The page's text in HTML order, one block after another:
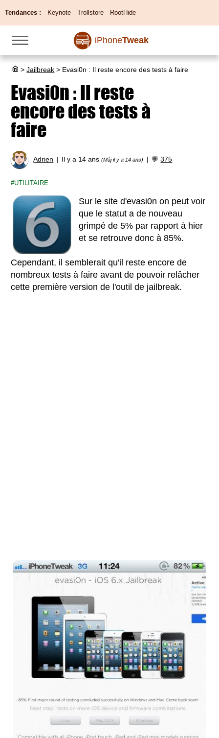
Tendances : Keynote Trollstore RootHide
iPhoneTweak
> Jailbreak > Evasi0n : Il reste encore des tests à faire
Evasi0n : Il reste
encore des tests à
faire
Adrien Il y a 14 ans(Màj il y a 14 ans) 💬375
UTILITAIRE
Sur le site d'evasi0n on peut voir
que le statut a de nouveau
grimpé de 5% par rapport à hier
et se retrouve donc à 85%.
Cependant, il semblerait qu'il reste encore de
nombreux tests à faire avant de pouvoir relâcher
cette première version de l'outil de jailbreak.